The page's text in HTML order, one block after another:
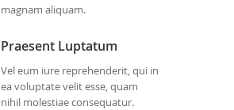
magnam aliquam.
Praesent Luptatum
Vel eum iure reprehenderit, qui in
ea voluptate velit esse, quam
nihil molestiae consequatur.